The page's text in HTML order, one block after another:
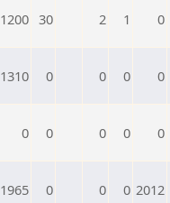
1200 30 2 1 0
1310 0 0 0 0
0 0 0 0 0
1965 0 0 0 2012